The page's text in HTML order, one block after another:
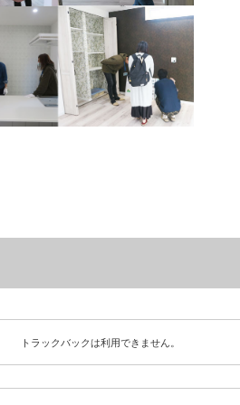
トラックバックは利用できません。